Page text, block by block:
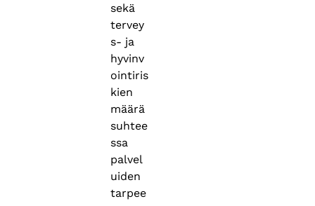
sekä
tervey
s- ja
hyvinv
ointiris
kien
määrä
suhtee
ssa
palvel
uiden
tarpee